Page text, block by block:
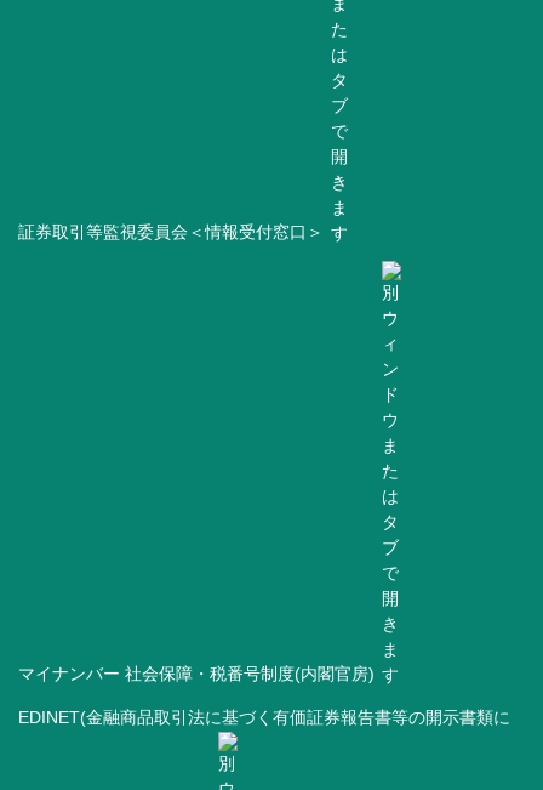
証券取引等監視委員会＜情報受付窓口＞
マイナンバー 社会保障・税番号制度(内閣官房)
EDINET(金融商品取引法に基づく有価証券報告書等の開示書類に